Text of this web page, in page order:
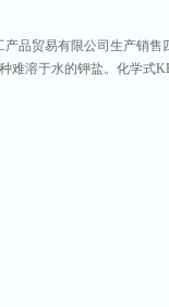
产品贸易有限公司生产销售
难溶于水的钾盐。化学式